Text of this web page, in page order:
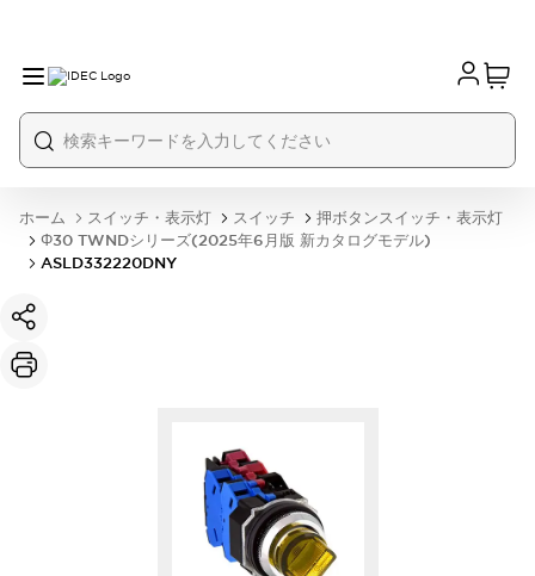
ホーム スイッチ・表示灯 スイッチ
押ボタンスイッチ・表示灯
Φ30 TWNDシリーズ(2025年6月版 新カタログモデル)
ASLD332220DNY